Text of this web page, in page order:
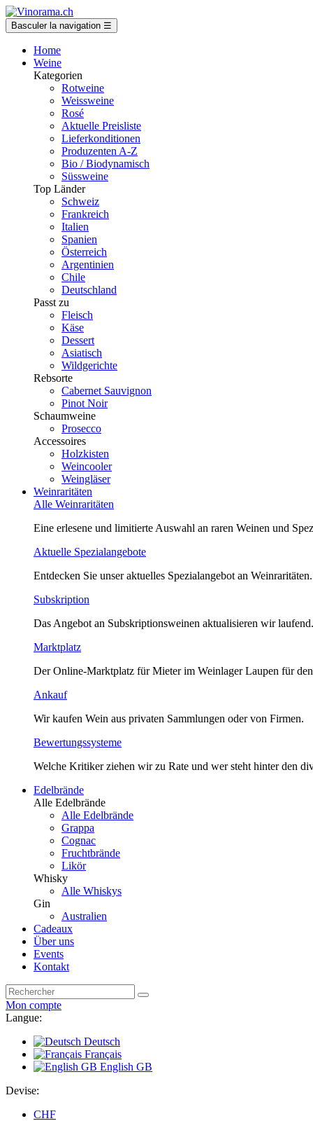
Basculer la navigation ☰
Home
Weine
Kategorien
Rotweine
Weissweine
Rosé
Aktuelle Preisliste
Lieferkonditionen
Produzenten A-Z
Bio / Biodynamisch
Süssweine
Top Länder
Schweiz
Frankreich
Italien
Spanien
Österreich
Argentinien
Chile
Deutschland
Passt zu
Fleisch
Käse
Dessert
Asiatisch
Wildgerichte
Rebsorte
Cabernet Sauvignon
Pinot Noir
Schaumweine
Prosecco
Accessoires
Holzkisten
Weincooler
Weingläser
Weinraritäten
Alle Weinraritäten
Eine erlesene und limitierte Auswahl an raren Weinen und
Aktuelle Spezialangebote
Entdecken Sie unser aktuelles Spezialangebot an Weinraritäten.
Subskription
Das Angebot an Subskriptionsweinen aktualisieren wir laufend.
Marktplatz
Der Online-Marktplatz für Mieter im Weinlager Laupen für
Ankauf
Wir kaufen Wein aus privaten Sammlungen oder von Firmen.
Bewertungssysteme
Welche Kritiker ziehen wir zu Rate und wer steht hinter den
Edelbrände
Alle Edelbrände
Alle Edelbrände
Grappa
Cognac
Fruchtbrände
Likör
Whisky
Alle Whiskys
Gin
Australien
Cadeaux
Über uns
Events
Kontakt
Mon compte
Langue:
Deutsch
Français
English GB
Devise:
CHF